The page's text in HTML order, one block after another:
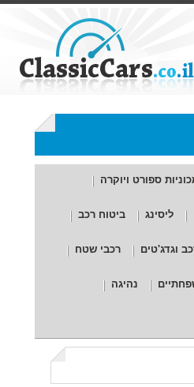
ספורט ויוקרה
ליסינג ביטוח רכב
וגדג'טים רכבי שטח
נהיגה